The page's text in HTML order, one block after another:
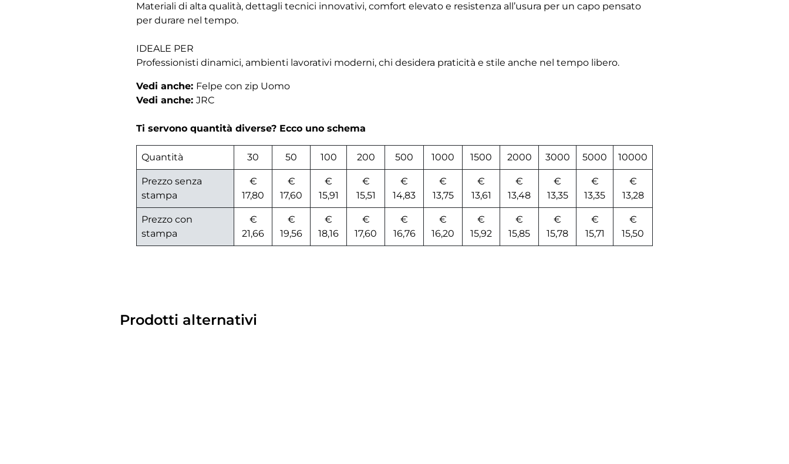
Materiali di alta qualità, dettagli tecnici innovativi, comfort elevato e resistenza all’usura per un capo pensato
per durare nel tempo.
IDEALE PER
Professionisti dinamici, ambienti lavorativi moderni, chi desidera praticità e stile anche nel tempo libero.
Vedi anche: Felpe con zip Uomo
Vedi anche: JRC
Ti servono quantità diverse? Ecco uno schema
Quantità 30 50 100 200 500 1000 1500 2000 3000 5000 10000
Prezzo senza
stampa
€
17,80
€
17,60
€
15,91
€
15,51
€
14,83
€
13,75
€
13,61
€
13,48
€
13,35
€
13,35
€
13,28
Prezzo con
stampa
€
21,66
€
19,56
€
18,16
€
17,60
€
16,76
€
16,20
€
15,92
€
15,85
€
15,78
€
15,71
€
15,50
Prodotti alternativi